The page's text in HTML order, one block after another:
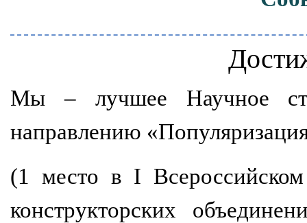
Мы – лучшее Научное
направлению
(1 место в I
конструкторских